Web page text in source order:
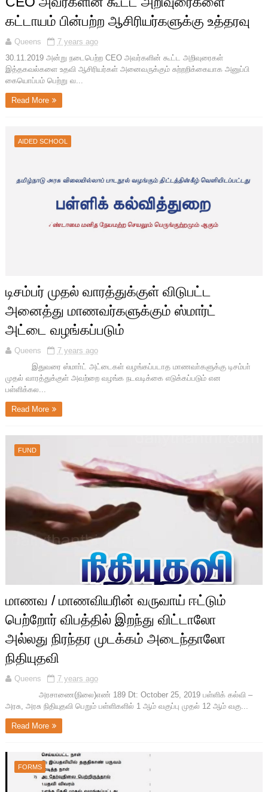
கட்டாயம் பின்பற்ற ஆசிரியர்களுக்கு உத்தரவு
Queens
7 years ago
30.11.2019 அன்று நடைபெற்ற CEO அவர்களின் கூட்ட அறிவுரைகள்
இத்தகவல்களை உதவி ஆசிரியர்கள் அனைவருக்கும் சுற்றறிக்கையாக அனுப்பி
கையொப்பம் பெற்று வ...
Read More
AIDED SCHOOL
டிசம்பர் முதல் வாரத்துக்குள் விடுபட்ட
அனைத்து மாணவர்களுக்கும் ஸ்மார்ட்
அட்டை வழங்கப்படும்
Queens
7 years ago
இதுவரை ஸ்மாா்ட் அட்டைகள் வழங்கப்படாத மாணவா்களுக்கு டிசம்பா்
முதல் வாரத்துக்குள் அவற்றை வழங்க நடவடிக்கை எடுக்கப்படும் என
பள்ளிக்கல...
Read More
FUND
மாணவ / மாணவியரின் வருவாய் ஈட்டும்
பெற்றோர் விபத்தில் இறந்து விட்டாலோ
அல்லது நிரந்தர முடக்கம் அடைந்தாலோ
நிதியுதவி
Queens
7 years ago
அரசாணை(நிலை)எண் 189 Dt: October 25, 2019 பள்ளிக் கல்வி –
அரசு, அரசு நிதியுதவி பெறும் பள்ளிகளில் 1 ஆம் வகுப்பு முதல் 12 ஆம் வகு...
Read More
FORMS